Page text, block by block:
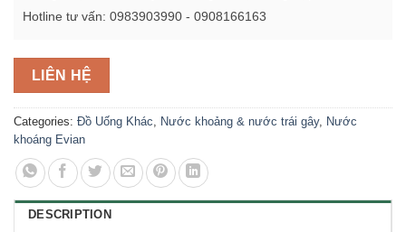
Hotline tư vấn: 0983903990 - 0908166163
LIÊN HỆ
Categories: Đồ Uống Khác Nước khoảng & nước trái gây, Nước
khoáng Evian
DESCRIPTION